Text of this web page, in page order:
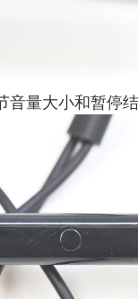
量大小和暂停结